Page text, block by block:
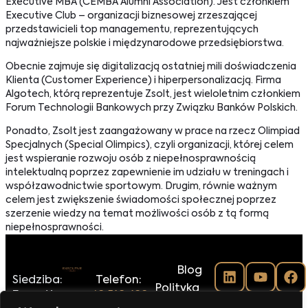
Executive MBA (CEMBA Alumni Association). Jest członkiem
Executive Club – organizacji biznesowej zrzeszającej
przedstawicieli top managementu, reprezentujących
najważniejsze polskie i międzynarodowe przedsiębiorstwa.
Obecnie zajmuje się digitalizacją ostatniej mili doświadczenia
Klienta (Customer Experience) i hiperpersonalizacją. Firma
Algotech, którą reprezentuje Zsolt, jest wieloletnim członkiem
Forum Technologii Bankowych przy Związku Banków Polskich.
Ponadto, Zsolt jest zaangażowany w prace na rzecz Olimpiad
Specjalnych (Special Olimpics), czyli organizacji, której celem
jest wspieranie rozwoju osób z niepełnosprawnością
intelektualną poprzez zapewnienie im udziału w treningach i
współzawodnictwie sportowym. Drugim, równie ważnym
celem jest zwiększenie świadomości społecznej poprzez
szerzenie wiedzy na temat możliwości osób z tą formą
niepełnosprawności.
Siedziba:
Telefon:
Blog
Polityka